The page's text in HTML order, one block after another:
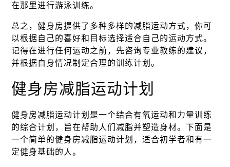
在那里进行游泳训练。
总之，健身房提供了多种多样的减脂运动方式，你可
以根据自己的喜好和目标选择适合自己的运动方式。
记得在进行任何运动之前，先咨询专业教练的建议，
并根据自身情况制定合理的训练计划。
健身房减脂运动计划
健身房减脂运动计划是一个结合有氧运动和力量训练
的综合计划，旨在帮助人们减脂并塑造身材。下面是
一个简单的健身房减脂运动计划，适合初学者和有一
定健身基础的人。